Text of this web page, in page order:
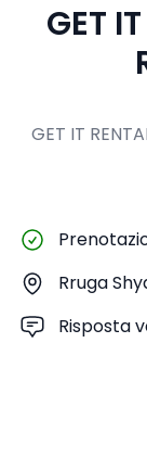
GET
GET IT
Rruga
Risposta